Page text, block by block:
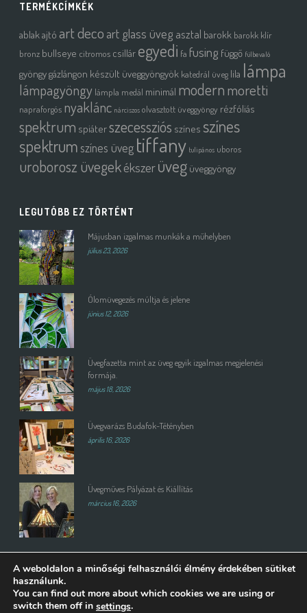
TERMÉKCÍMKÉK
ablakajtó art deco art glass üvegasztal barokk barokk klír
bronz bullseye citromos csillár egyedi fa fusing függő fülbevaló
gyöngygázlángon készült üveggyöngyök katedrál üveg lila lámpa
lámpagyöngy lámpla medál minimál modernmoretti
napraforgós nyaklánc nárciszos olvasztott üveggyöngy rézfóliás
spektrum spiáterszecessziós színes színes
spektrumszínes üveg tiffany tulipános uboros
uroborosz üvegekékszerüveg üveggyöngy
LEGUTÓBB EZ TÖRTÉNT
Májusban izgalmas munkák a műhelyben
július 23, 2026
Ólomüvegezés múltja és jelene
június 12, 2026
Üvegfazetta mint az üveg egyik izgalmas megjelenési
formája.
május 18, 2026
Üvegvarázs Budafok-Tétényben
április 16, 2026
Üvegműves Pályázat és Kiállítás
március 16, 2026
A weboldalon a minőségi felhasználói élmény érdekében sütiket
használunk.
You can find out more about which cookies we are using or
switch them off in settings.